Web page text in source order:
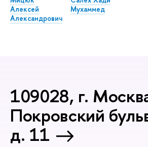
Алексей
Александрович
Мухаммед
109028, г.
Покровский
д. 11